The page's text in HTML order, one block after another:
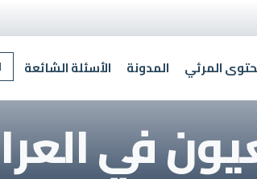
المرئي المدونة الأسئلة الشائعة
في